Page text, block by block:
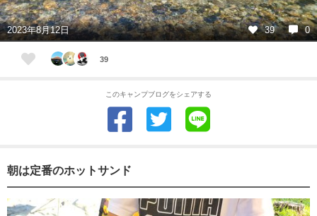
2023年8月12日 39 0
39
このキャンプブログをシェアする
朝は定番のホットサンド